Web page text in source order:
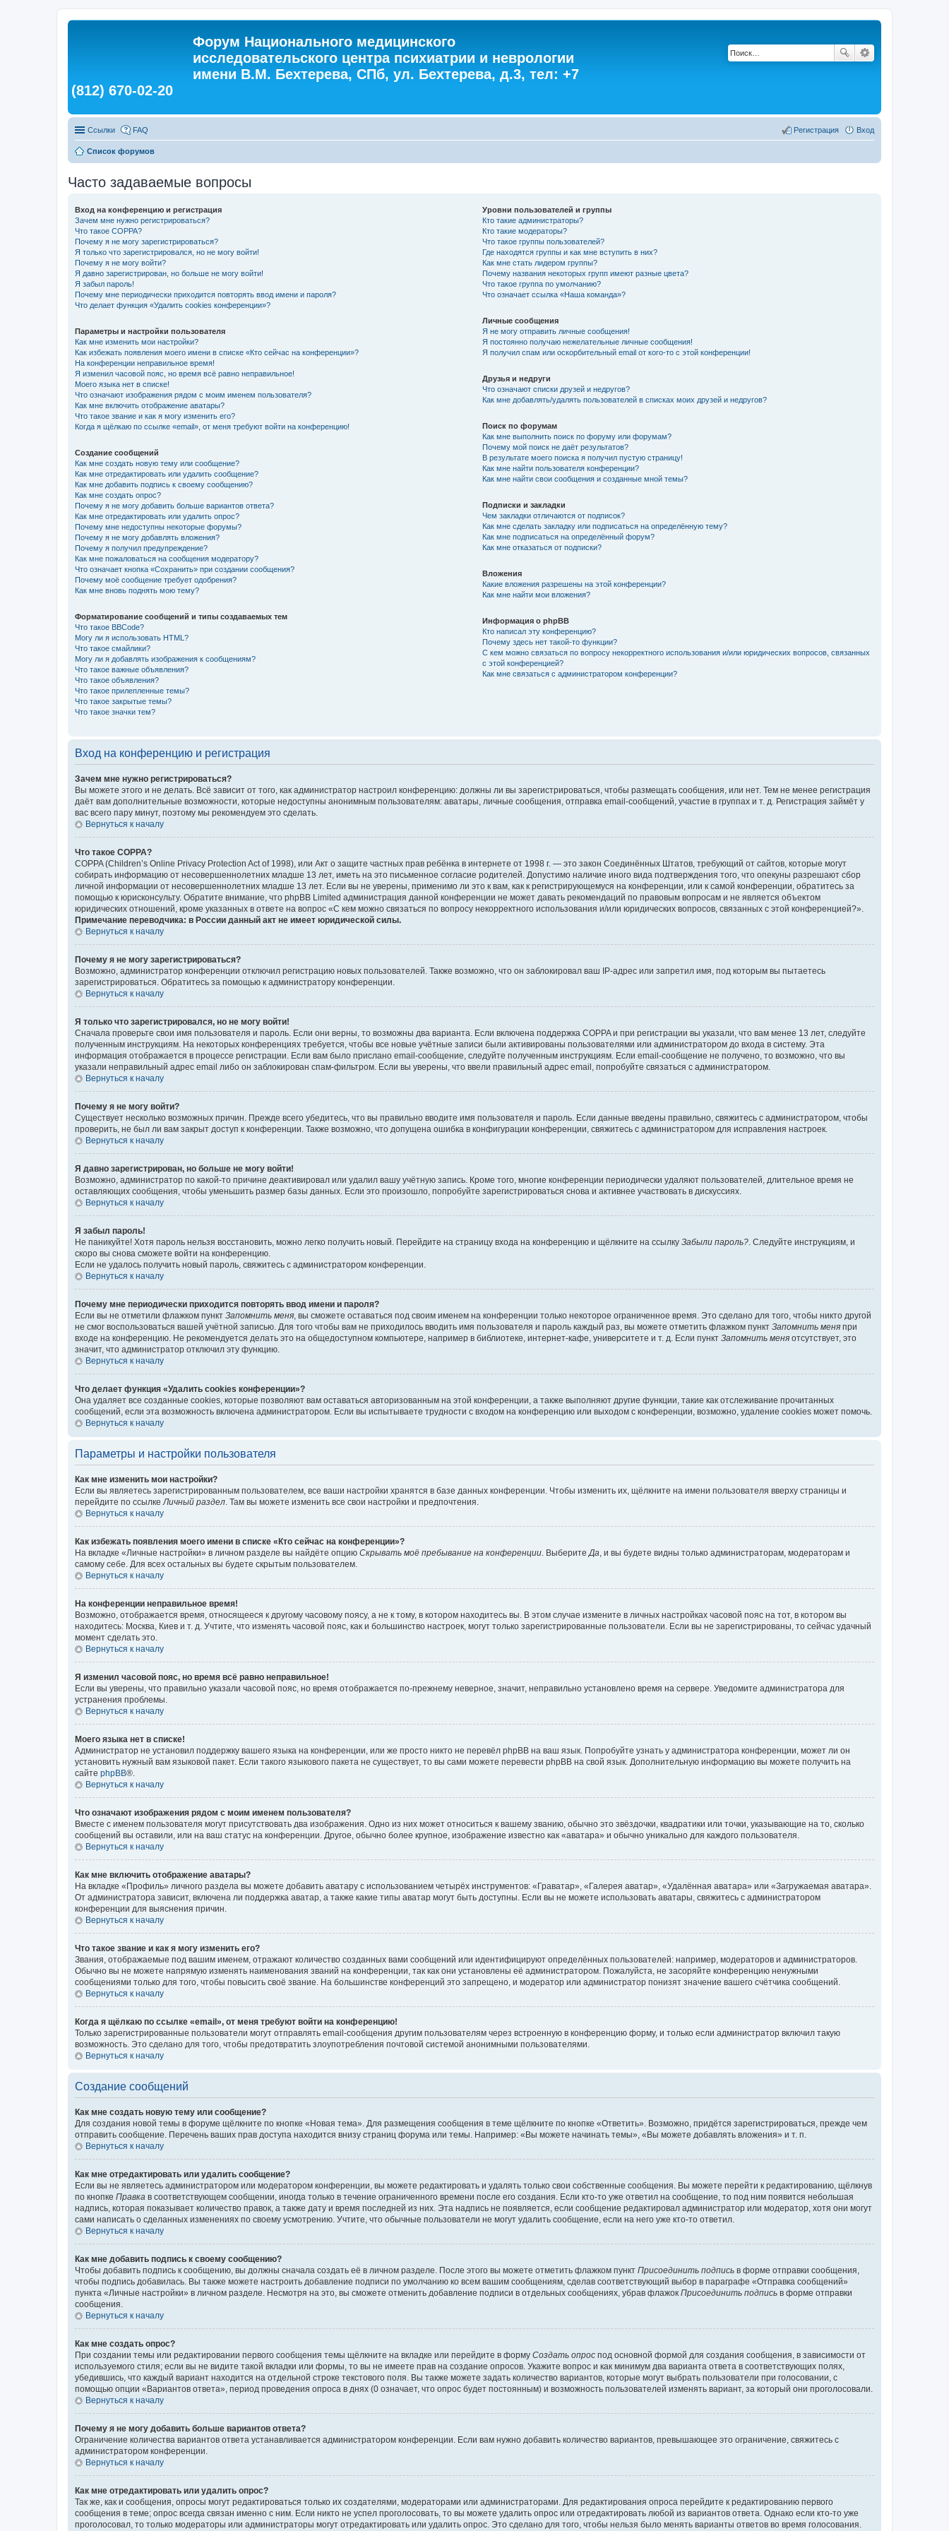
Форум Национального медицинского
исследовательского центра психиатрии и неврологии
имени В.М. Бехтерева, СПб, ул. Бехтерева, д.3, тел: +7
(812) 670-02-20
Ссылки FAQ Вход
Регистрация
Список форумов
Часто задаваемые вопросы
Вход на конференцию и регистрация
Зачем мне нужно регистрироваться?
Что такое COPPA?
Почему я не могу зарегистрироваться?
Я только что зарегистрировался, но не могу войти!
Почему я не могу войти?
Я давно зарегистрирован, но больше не могу войти!
Я забыл пароль!
Почему мне периодически приходится повторять ввод имени и пароля?
Что делает функция «Удалить cookies конференции»?
Параметры и настройки пользователя
Как мне изменить мои настройки?
Как избежать появления моего имени в списке «Кто сейчас на конференции»?
На конференции неправильное время!
Я изменил часовой пояс, но время всё равно неправильное!
Моего языка нет в списке!
Что означают изображения рядом с моим именем пользователя?
Как мне включить отображение аватары?
Что такое звание и как я могу изменить его?
Когда я щёлкаю по ссылке «email», от меня требуют войти на конференцию!
Создание сообщений
Как мне создать новую тему или сообщение?
Как мне отредактировать или удалить сообщение?
Как мне добавить подпись к своему сообщению?
Как мне создать опрос?
Почему я не могу добавить больше вариантов ответа?
Как мне отредактировать или удалить опрос?
Почему мне недоступны некоторые форумы?
Почему я не могу добавлять вложения?
Почему я получил предупреждение?
Как мне пожаловаться на сообщения модератору?
Что означает кнопка «Сохранить» при создании сообщения?
Почему моё сообщение требует одобрения?
Как мне вновь поднять мою тему?
Форматирование сообщений и типы создаваемых тем
Что такое BBCode?
Могу ли я использовать HTML?
Что такое смайлики?
Могу ли я добавлять изображения к сообщениям?
Что такое важные объявления?
Что такое объявления?
Что такое прилепленные темы?
Что такое закрытые темы?
Что такое значки тем?
Уровни пользователей и группы
Кто такие администраторы?
Кто такие модераторы?
Что такое группы пользователей?
Где находятся группы и как мне вступить в них?
Как мне стать лидером группы?
Почему названия некоторых групп имеют разные цвета?
Что такое группа по умолчанию?
Что означает ссылка «Наша команда»?
Личные сообщения
Я не могу отправить личные сообщения!
Я постоянно получаю нежелательные личные сообщения!
Я получил спам или оскорбительный email от кого-то с этой конференции!
Друзья и недруги
Что означают списки друзей и недругов?
Как мне добавлять/удалять пользователей в списках моих друзей и недругов?
Поиск по форумам
Как мне выполнить поиск по форуму или форумам?
Почему мой поиск не даёт результатов?
В результате моего поиска я получил пустую страницу!
Как мне найти пользователя конференции?
Как мне найти свои сообщения и созданные мной темы?
Подписки и закладки
Чем закладки отличаются от подписок?
Как мне сделать закладку или подписаться на определённую тему?
Как мне подписаться на определённый форум?
Как мне отказаться от подписки?
Вложения
Какие вложения разрешены на этой конференции?
Как мне найти мои вложения?
Информация о phpBB
Кто написал эту конференцию?
Почему здесь нет такой-то функции?
С кем можно связаться по вопросу некорректного использования и/или юридических вопросов, связанных
с этой конференцией?
Как мне связаться с администратором конференции?
Вход на конференцию и регистрация
Зачем мне нужно регистрироваться?
Вы можете этого и не делать. Всё зависит от того, как администратор настроил конференцию: должны ли вы зарегистрироваться, чтобы размещать сообщения, или нет. Тем не менее регистрация
даёт вам дополнительные возможности, которые недоступны анонимным пользователям: аватары, личные сообщения, отправка email-сообщений, участие в группах и т. д. Регистрация займёт у
вас всего пару минут, поэтому мы рекомендуем это сделать.
Вернуться к началу
Что такое COPPA?
COPPA (Children’s Online Privacy Protection Act of 1998), или Акт о защите частных прав ребёнка в интернете от 1998 г. — это закон Соединённых Штатов, требующий от сайтов, которые могут
собирать информацию от несовершеннолетних младше 13 лет, иметь на это письменное согласие родителей. Допустимо наличие иного вида подтверждения того, что опекуны разрешают сбор
личной информации от несовершеннолетних младше 13 лет. Если вы не уверены, применимо ли это к вам, как к регистрирующемуся на конференции, или к самой конференции, обратитесь за
помощью к юрисконсульту. Обратите внимание, что phpBB Limited администрация данной конференции не может давать рекомендаций по правовым вопросам и не является объектом
юридических отношений, кроме указанных в ответе на вопрос «С кем можно связаться по вопросу некорректного использования и/или юридических вопросов, связанных с этой конференцией?».
Примечание переводчика: в России данный акт не имеет юридической силы.
Вернуться к началу
Почему я не могу зарегистрироваться?
Возможно, администратор конференции отключил регистрацию новых пользователей. Также возможно, что он заблокировал ваш IP-адрес или запретил имя, под которым вы пытаетесь
зарегистрироваться. Обратитесь за помощью к администратору конференции.
Вернуться к началу
Я только что зарегистрировался, но не могу войти!
Сначала проверьте свои имя пользователя и пароль. Если они верны, то возможны два варианта. Если включена поддержка COPPA и при регистрации вы указали, что вам менее 13 лет, следуйте
полученным инструкциям. На некоторых конференциях требуется, чтобы все новые учётные записи были активированы пользователями или администратором до входа в систему. Эта
информация отображается в процессе регистрации. Если вам было прислано email-сообщение, следуйте полученным инструкциям. Если email-сообщение не получено, то возможно, что вы
указали неправильный адрес email либо он заблокирован спам-фильтром. Если вы уверены, что ввели правильный адрес email, попробуйте связаться с администратором.
Вернуться к началу
Почему я не могу войти?
Существует несколько возможных причин. Прежде всего убедитесь, что вы правильно вводите имя пользователя и пароль. Если данные введены правильно, свяжитесь с администратором, чтобы
проверить, не был ли вам закрыт доступ к конференции. Также возможно, что допущена ошибка в конфигурации конференции, свяжитесь с администратором для исправления настроек.
Вернуться к началу
Я давно зарегистрирован, но больше не могу войти!
Возможно, администратор по какой-то причине деактивировал или удалил вашу учётную запись. Кроме того, многие конференции периодически удаляют пользователей, длительное время не
оставляющих сообщения, чтобы уменьшить размер базы данных. Если это произошло, попробуйте зарегистрироваться снова и активнее участвовать в дискуссиях.
Вернуться к началу
Я забыл пароль!
Не паникуйте! Хотя пароль нельзя восстановить, можно легко получить новый. Перейдите на страницу входа на конференцию и щёлкните на ссылку Забыли пароль? . Следуйте инструкциям, и
скоро вы снова сможете войти на конференцию.
Если не удалось получить новый пароль, свяжитесь с администратором конференции.
Вернуться к началу
Почему мне периодически приходится повторять ввод имени и пароля?
Если вы не отметили флажком пункт Запомнить меня , вы сможете оставаться под своим именем на конференции только некоторое ограниченное время. Это сделано для того, чтобы никто другой
не смог воспользоваться вашей учётной записью. Для того чтобы вам не приходилось вводить имя пользователя и пароль каждый раз, вы можете отметить флажком пункт Запомнить меня при
входе на конференцию. Не рекомендуется делать это на общедоступном компьютере, например в библиотеке, интернет-кафе, университете и т. д. Если пункт Запомнить меня отсутствует, это
значит, что администратор отключил эту функцию.
Вернуться к началу
Что делает функция «Удалить cookies конференции»?
Она удаляет все созданные cookies, которые позволяют вам оставаться авторизованным на этой конференции, а также выполняют другие функции, такие как отслеживание прочитанных
сообщений, если эта возможность включена администратором. Если вы испытываете трудности с входом на конференцию или выходом с конференции, возможно, удаление cookies может помочь.
Вернуться к началу
Параметры и настройки пользователя
Как мне изменить мои настройки?
Если вы являетесь зарегистрированным пользователем, все ваши настройки хранятся в базе данных конференции. Чтобы изменить их, щёлкните на имени пользователя вверху страницы и
перейдите по ссылке Личный раздел . Там вы можете изменить все свои настройки и предпочтения.
Вернуться к началу
Как избежать появления моего имени в списке «Кто сейчас на конференции»?
На вкладке «Личные настройки» в личном разделе вы найдёте опцию Скрывать моё пребывание на конференции . Выберите Да , и вы будете видны только администраторам, модераторам и
самому себе. Для всех остальных вы будете скрытым пользователем.
Вернуться к началу
На конференции неправильное время!
Возможно, отображается время, относящееся к другому часовому поясу, а не к тому, в котором находитесь вы. В этом случае измените в личных настройках часовой пояс на тот, в котором вы
находитесь: Москва, Киев и т. д. Учтите, что изменять часовой пояс, как и большинство настроек, могут только зарегистрированные пользователи. Если вы не зарегистрированы, то сейчас удачный
момент сделать это.
Вернуться к началу
Я изменил часовой пояс, но время всё равно неправильное!
Если вы уверены, что правильно указали часовой пояс, но время отображается по-прежнему неверное, значит, неправильно установлено время на сервере. Уведомите администратора для
устранения проблемы.
Вернуться к началу
Моего языка нет в списке!
Администратор не установил поддержку вашего языка на конференции, или же просто никто не перевёл phpBB на ваш язык. Попробуйте узнать у администратора конференции, может ли он
установить нужный вам языковой пакет. Если такого языкового пакета не существует, то вы сами можете перевести phpBB на свой язык. Дополнительную информацию вы можете получить на
сайте phpBB®.
Вернуться к началу
Что означают изображения рядом с моим именем пользователя?
Вместе с именем пользователя могут присутствовать два изображения. Одно из них может относиться к вашему званию, обычно это звёздочки, квадратики или точки, указывающие на то, сколько
сообщений вы оставили, или на ваш статус на конференции. Другое, обычно более крупное, изображение известно как «аватара» и обычно уникально для каждого пользователя.
Вернуться к началу
Как мне включить отображение аватары?
На вкладке «Профиль» личного раздела вы можете добавить аватару с использованием четырёх инструментов: «Граватар», «Галерея аватар», «Удалённая аватара» или «Загружаемая аватара».
От администратора зависит, включена ли поддержка аватар, а также какие типы аватар могут быть доступны. Если вы не можете использовать аватары, свяжитесь с администратором
конференции для выяснения причин.
Вернуться к началу
Что такое звание и как я могу изменить его?
Звания, отображаемые под вашим именем, отражают количество созданных вами сообщений или идентифицируют определённых пользователей: например, модераторов и администраторов.
Обычно вы не можете напрямую изменять наименования званий на конференции, так как они установлены её администратором. Пожалуйста, не засоряйте конференцию ненужными
сообщениями только для того, чтобы повысить своё звание. На большинстве конференций это запрещено, и модератор или администратор понизят значение вашего счётчика сообщений.
Вернуться к началу
Когда я щёлкаю по ссылке «email», от меня требуют войти на конференцию!
Только зарегистрированные пользователи могут отправлять email-сообщения другим пользователям через встроенную в конференцию форму, и только если администратор включил такую
возможность. Это сделано для того, чтобы предотвратить злоупотребления почтовой системой анонимными пользователями.
Вернуться к началу
Создание сообщений
Как мне создать новую тему или сообщение?
Для создания новой темы в форуме щёлкните по кнопке «Новая тема». Для размещения сообщения в теме щёлкните по кнопке «Ответить». Возможно, придётся зарегистрироваться, прежде чем
отправить сообщение. Перечень ваших прав доступа находится внизу страниц форума или темы. Например: «Вы можете начинать темы», «Вы можете добавлять вложения» и т. п.
Вернуться к началу
Как мне отредактировать или удалить сообщение?
Если вы не являетесь администратором или модератором конференции, вы можете редактировать и удалять только свои собственные сообщения. Вы можете перейти к редактированию, щёлкнув
по кнопке Правка в соответствующем сообщении, иногда только в течение ограниченного времени после его создания. Если кто-то уже ответил на сообщение, то под ним появится небольшая
надпись, которая показывает количество правок, а также дату и время последней из них. Эта надпись не появляется, если сообщение редактировал администратор или модератор, хотя они могут
сами написать о сделанных изменениях по своему усмотрению. Учтите, что обычные пользователи не могут удалить сообщение, если на него уже кто-то ответил.
Вернуться к началу
Как мне добавить подпись к своему сообщению?
Чтобы добавить подпись к сообщению, вы должны сначала создать её в личном разделе. После этого вы можете отметить флажком пункт Присоединить подпись в форме отправки сообщения,
чтобы подпись добавилась. Вы также можете настроить добавление подписи по умолчанию ко всем вашим сообщениям, сделав соответствующий выбор в параграфе «Отправка сообщений»
пункта «Личные настройки» в личном разделе. Несмотря на это, вы сможете отменить добавление подписи в отдельных сообщениях, убрав флажок Присоединить подпись в форме отправки
сообщения.
Вернуться к началу
Как мне создать опрос?
При создании темы или редактировании первого сообщения темы щёлкните на вкладке или перейдите в форму Создать опрос под основной формой для создания сообщения, в зависимости от
используемого стиля; если вы не видите такой вкладки или формы, то вы не имеете прав на создание опросов. Укажите вопрос и как минимум два варианта ответа в соответствующих полях,
убедившись, что каждый вариант находится на отдельной строке текстового поля. Вы также можете задать количество вариантов, которые могут выбрать пользователи при голосовании, с
помощью опции «Вариантов ответа», период проведения опроса в днях (0 означает, что опрос будет постоянным) и возможность пользователей изменять вариант, за который они проголосовали.
Вернуться к началу
Почему я не могу добавить больше вариантов ответа?
Ограничение количества вариантов ответа устанавливается администратором конференции. Если вам нужно добавить количество вариантов, превышающее это ограничение, свяжитесь с
администратором конференции.
Вернуться к началу
Как мне отредактировать или удалить опрос?
Так же, как и сообщения, опросы могут редактироваться только их создателями, модераторами или администраторами. Для редактирования опроса перейдите к редактированию первого
сообщения в теме; опрос всегда связан именно с ним. Если никто не успел проголосовать, то вы можете удалить опрос или отредактировать любой из вариантов ответа. Однако если кто-то уже
проголосовал, то только модераторы или администраторы могут отредактировать или удалить опрос. Это сделано для того, чтобы нельзя было менять варианты ответов во время голосования.